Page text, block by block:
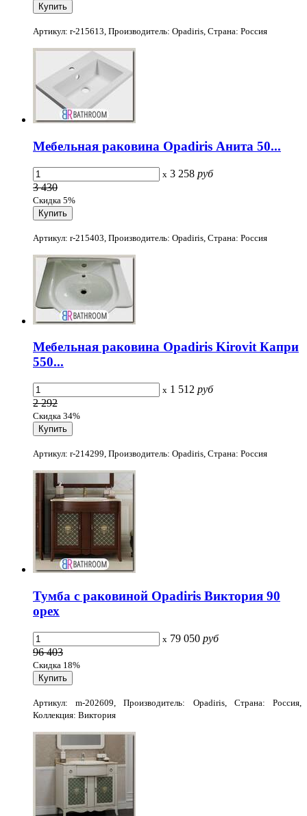
Артикул: r-215613, Производитель: Opadiris, Страна: Россия
Мебельная раковина Opadiris Анита 50...
x 3 258 руб
3 430
Скидка 5%
Артикул: r-215403, Производитель: Opadiris, Страна: Россия
Мебельная раковина Opadiris Kirovit Капри
550...
x 1 512 руб
2 292
Скидка 34%
Артикул: r-214299, Производитель: Opadiris, Страна: Россия
Тумба с раковиной Opadiris Виктория 90
орех
x 79 050 руб
96 403
Скидка 18%
Артикул: m-202609, Производитель: Opadiris, Страна: Россия,
Коллекция: Виктория